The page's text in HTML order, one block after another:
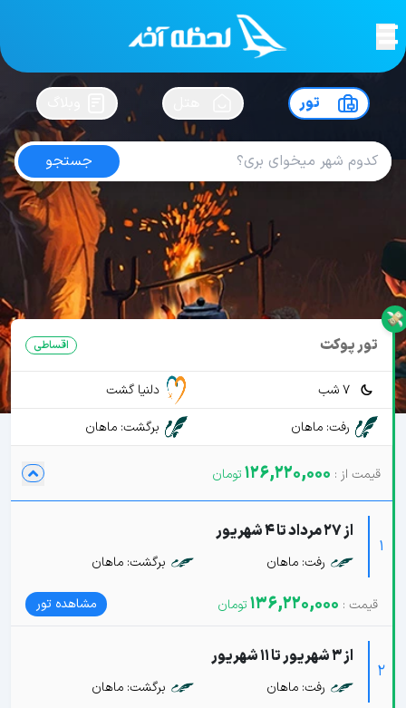
لحظه آخرسفرت رو بساز !
تور
جستجو
تور تایلند تابستان
4.4 از5| از104 کاربر
لحظه آخر تور تایلند تور تایلند تابستان
تور پوکت اقساطی
7 شب
دلنیا گشت
رفت: ماهان
برگشت: ماهان
126,220,000
1
از 27 مرداد تا 4 شهریور
رفت: ماهان برگشت: ماهان
136,220,000 مشاهده تور
2
از 3 شهریور تا 11 شهریور
رفت: ماهان برگشت: ماهان